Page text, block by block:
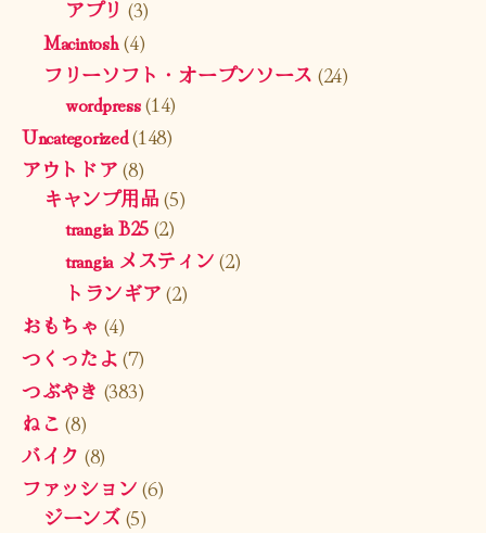
アプリ (3)
Macintosh(4)
フリーソフト・オープンソース (24)
wordpress(14)
Uncategorized(148)
アウトドア(8)
キャンプ用品(5)
trangia B25(2)
trangia メスティン(2)
トランギア(2)
おもちゃ (4)
つくったよ(7)
つぶやき (383)
ねこ (8)
バイク (8)
ファッション(6)
ジーンズ(5)